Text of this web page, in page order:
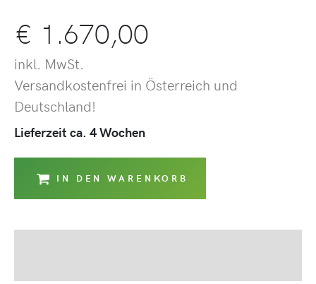
€ 1.670,00
inkl. MwSt.
Versandkostenfrei in Österreich und
Deutschland!
Lieferzeit ca. 4 Wochen
IN DEN WARENKORB